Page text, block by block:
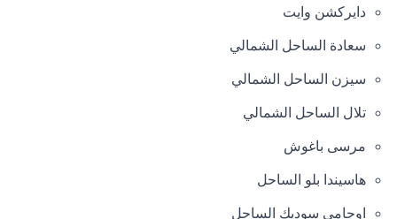
دايركشن وايت
سعادة الساحل الشمالي
سيزن الساحل الشمالي
تلال الساحل الشمالي
مرسى باغوش
هاسيندا بلو الساحل
اوجامي سوديك الساحل